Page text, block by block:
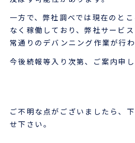
ほっとひといき
本船スケジュール
会員ログイン
一方で、弊社調べでは現在のと
なく稼働しており、弊社サービ
常通りのデバンニング作業が行わ
今後続報等入り次第、ご案内申し
ご不明な点がございましたら、
せ下さい。